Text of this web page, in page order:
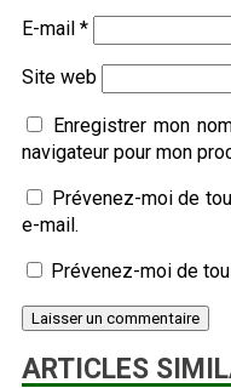
E-mail *
Site web
Enregistrer mon
navigateur pour mon
Prévenez-moi de
e-mail.
Prévenez-moi de
ARTICLES